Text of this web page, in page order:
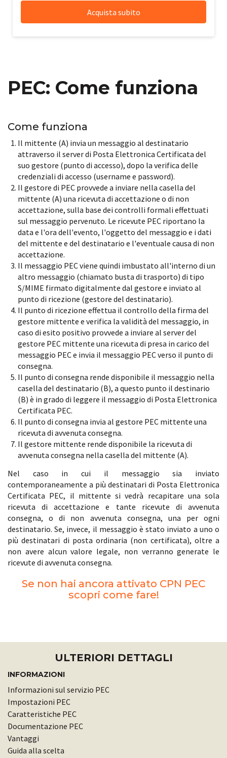
PEC: Come funziona
Come funziona
Il mittente (A) invia un messaggio al destinatario
attraverso il server di Posta Elettronica Certificata del
suo gestore (punto di accesso), dopo la verifica delle
credenziali di accesso (username e password).
Il gestore di PEC provvede a inviare nella casella del
mittente (A) una ricevuta di accettazione o di non
accettazione, sulla base dei controlli formali effettuati
sul messaggio pervenuto. Le ricevute PEC riportano la
data e l'ora dell'evento, l'oggetto del messaggio e i dati
del mittente e del destinatario e l'eventuale causa di non
accettazione.
Il messaggio PEC viene quindi imbustato all'interno di un
altro messaggio (chiamato busta di trasporto) di tipo
S/MIME firmato digitalmente dal gestore e inviato al
punto di ricezione (gestore del destinatario).
Il punto di ricezione effettua il controllo della firma del
gestore mittente e verifica la validità del messaggio, in
caso di esito positivo provvede a inviare al server del
gestore PEC mittente una ricevuta di presa in carico del
messaggio PEC e invia il messaggio PEC verso il punto di
consegna.
Il punto di consegna rende disponibile il messaggio nella
casella del destinatario (B), a questo punto il destinario
(B) è in grado di leggere il messaggio di Posta Elettronica
Certificata PEC.
Il punto di consegna invia al gestore PEC mittente una
ricevuta di avvenuta consegna.
Il gestore mittente rende disponibile la ricevuta di
avvenuta consegna nella casella del mittente (A).
Nel caso in cui il messaggio sia inviato
contemporaneamente a più destinatari di Posta Elettronica
Certificata PEC, il mittente si vedrà recapitare una sola
ricevuta di accettazione e tante ricevute di avvenuta
consegna, o di non avvenuta consegna, una per ogni
destinatario. Se, invece, il messaggio è stato inviato a uno o
più destinatari di posta ordinaria (non certificata), oltre a
non avere alcun valore legale, non verranno generate le
ricevute di avvenuta consegna.
Se non hai ancora attivato CPN PEC
scopri come fare!
ULTERIORI DETTAGLI
INFORMAZIONI
Informazioni sul servizio PEC
Impostazioni PEC
Caratteristiche PEC
Documentazione PEC
Vantaggi
Guida alla scelta